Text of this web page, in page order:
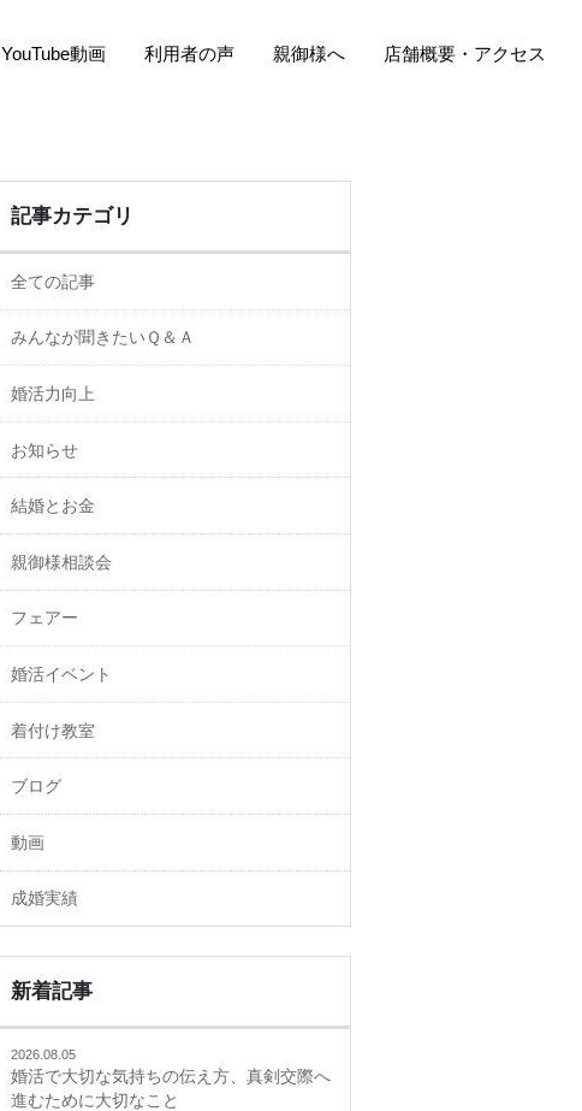
YouTube動画 利用者の声 親御様へ 店舗概要・アクセス
記事カテゴリ
全ての記事
みんなが聞きたいＱ＆Ａ
婚活力向上
お知らせ
結婚とお金
親御様相談会
フェアー
婚活イベント
着付け教室
ブログ
動画
成婚実績
新着記事
2026.08.05
婚活で大切な気持ちの伝え方、真剣交際へ
進むために大切なこと